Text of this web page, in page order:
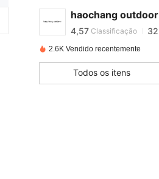
haochang outdoor
4,57 32
4,57 Classificação 32
2.6K Vendido recentemente
Todos os itens